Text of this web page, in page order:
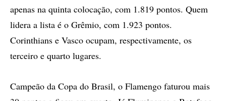
apenas na quinta colocação, com 1.819 pontos. Quem
lidera a lista é o Grêmio, com 1.923 pontos.
Corinthians e Vasco ocupam, respectivamente, os
terceiro e quarto lugares.
Campeão da Copa do Brasil, o Flamengo faturou mais